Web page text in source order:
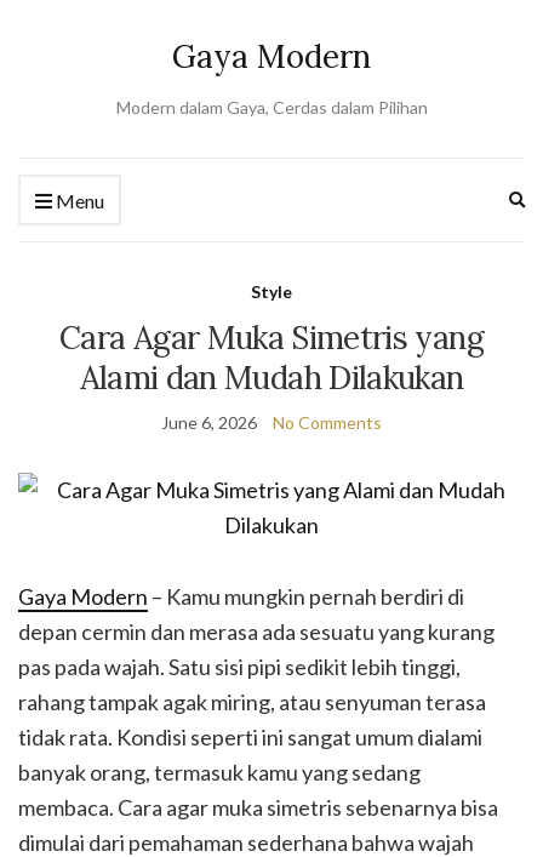
Gaya Modern
Modern dalam Gaya, Cerdas dalam Pilihan
Menu
Style
Cara Agar Muka Simetris yang
Alami dan Mudah Dilakukan
June 6, 2026 No Comments
Gaya Modern – Kamu mungkin pernah berdiri di
depan cermin dan merasa ada sesuatu yang kurang
pas pada wajah. Satu sisi pipi sedikit lebih tinggi,
rahang tampak agak miring, atau senyuman terasa
tidak rata. Kondisi seperti ini sangat umum dialami
banyak orang, termasuk kamu yang sedang
membaca. Cara agar muka simetris sebenarnya bisa
dimulai dari pemahaman sederhana bahwa wajah